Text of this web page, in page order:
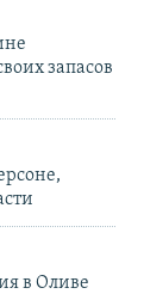
запасов
в Оливе